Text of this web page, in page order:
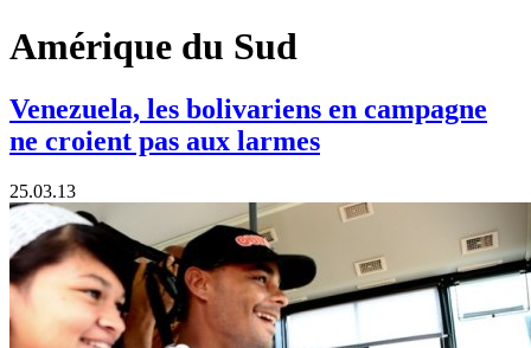
Amérique du Sud
Venezuela, les bolivariens en campagne
ne croient pas aux larmes
25.03.13